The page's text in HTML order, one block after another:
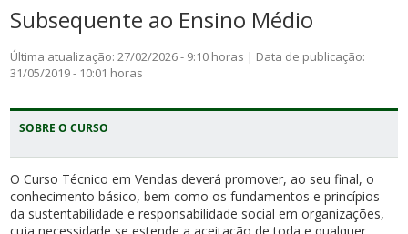
Subsequente ao Ensino Médio
Última atualização: 27/02/2026 - 9:10 horas | Data de publicação:
31/05/2019 - 10:01 horas
SOBRE O CURSO
O Curso Técnico em Vendas deverá promover, ao seu final, o
conhecimento básico, bem como os fundamentos e princípios
da sustentabilidade e responsabilidade social em organizações,